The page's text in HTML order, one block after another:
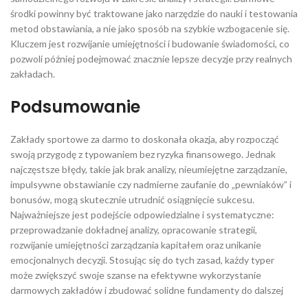
środki powinny być traktowane jako narzędzie do nauki i testowania
metod obstawiania, a nie jako sposób na szybkie wzbogacenie się.
Kluczem jest rozwijanie umiejętności i budowanie świadomości, co
pozwoli później podejmować znacznie lepsze decyzje przy realnych
zakładach.
Podsumowanie
Zakłady sportowe za darmo to doskonała okazja, aby rozpocząć
swoją przygodę z typowaniem bez ryzyka finansowego. Jednak
najczęstsze błędy, takie jak brak analizy, nieumiejętne zarządzanie,
impulsywne obstawianie czy nadmierne zaufanie do „pewniaków” i
bonusów, mogą skutecznie utrudnić osiągnięcie sukcesu.
Najważniejsze jest podejście odpowiedzialne i systematyczne:
przeprowadzanie dokładnej analizy, opracowanie strategii,
rozwijanie umiejętności zarządzania kapitałem oraz unikanie
emocjonalnych decyzji. Stosując się do tych zasad, każdy typer
może zwiększyć swoje szanse na efektywne wykorzystanie
darmowych zakładów i zbudować solidne fundamenty do dalszej